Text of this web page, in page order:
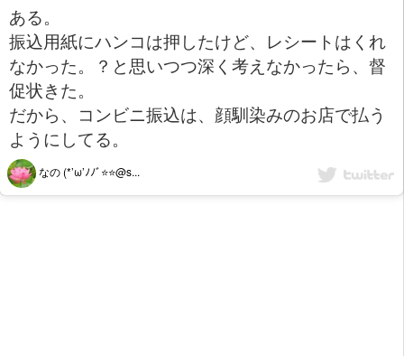
ある。
振込用紙にハンコは押したけど、レシートはくれ
なかった。？と思いつつ深く考えなかったら、督
促状きた。
だから、コンビニ振込は、顔馴染みのお店で払う
ようにしてる。
なの (*’ω’ﾉﾉﾞ⭐️⭐️@s...